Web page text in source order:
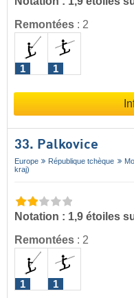
Remontées : 2
1 1
33. Palkovice
Europe République tchèque
kraj)
Notation : 1,9 étoiles
Remontées : 2
1 1